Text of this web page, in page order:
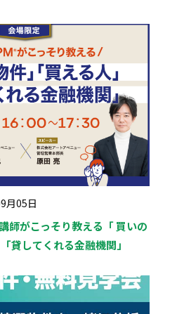
月05日
師がこっそり教える「 買いの
貸してくれる金融機関」